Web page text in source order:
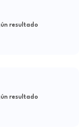
resultado
resultado